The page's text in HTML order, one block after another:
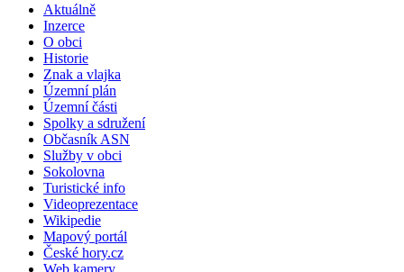
Aktuálně
Inzerce
O obci
Historie
Znak a vlajka
Územní plán
Územní části
Spolky a sdružení
Občasník ASN
Služby v obci
Sokolovna
Turistické info
Videoprezentace
Wikipedie
Mapový portál
České hory.cz
Web kamery